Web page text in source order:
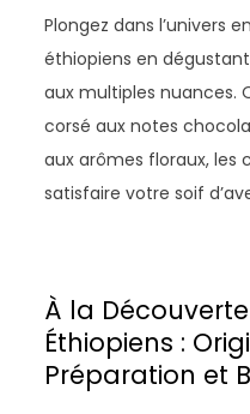
Plongez dans l’univers
éthiopiens en
aux multiples nuances.
corsé aux notes
aux arômes floraux, les
satisfaire votre soif
À la
Éthiopiens :
Préparation et